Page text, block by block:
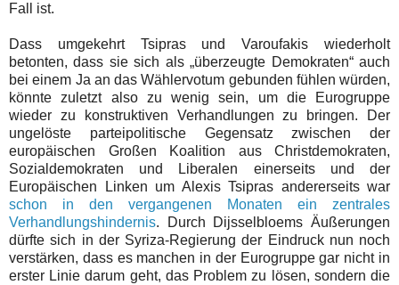
Fall ist.
Dass umgekehrt Tsipras und Varoufakis wiederholt
betonten, dass sie sich als „überzeugte Demokraten“ auch
bei einem Ja an das Wählervotum gebunden fühlen würden,
könnte zuletzt also zu wenig sein, um die Eurogruppe
wieder zu konstruktiven Verhandlungen zu bringen. Der
ungelöste parteipolitische Gegensatz zwischen der
europäischen Großen Koalition aus Christdemokraten,
Sozialdemokraten und Liberalen einerseits und der
Europäischen Linken um Alexis Tsipras andererseits war
schon in den vergangenen Monaten ein zentrales
Verhandlungshindernis. Durch Dijsselbloems Äußerungen
dürfte sich in der Syriza-Regierung der Eindruck nun noch
verstärken, dass es manchen in der Eurogruppe gar nicht in
erster Linie darum geht, das Problem zu lösen, sondern die